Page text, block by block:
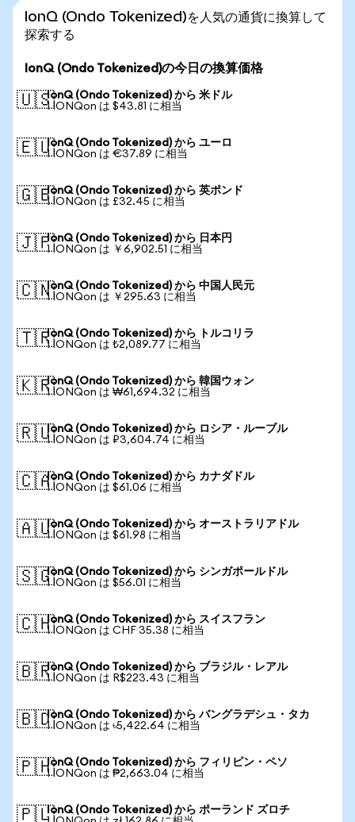
IonQ (Ondo Tokenized)を人気の通貨に換算して
探索する
IonQ (Ondo Tokenized)の今日の換算価格
🇺🇸IonQ (Ondo Tokenized) から 米ドル
1 IONQon は $43.81 に相当
🇪🇺IonQ (Ondo Tokenized) から ユーロ
1 IONQon は €37.89 に相当
🇬🇧IonQ (Ondo Tokenized) から 英ポンド
1 IONQon は £32.45 に相当
🇯🇵IonQ (Ondo Tokenized) から 日本円
1 IONQon は ￥6,902.51 に相当
🇨🇳IonQ (Ondo Tokenized) から 中国人民元
1 IONQon は ￥295.63 に相当
🇹🇷IonQ (Ondo Tokenized) から トルコリラ
1 IONQon は ₺2,089.77 に相当
🇰🇷IonQ (Ondo Tokenized) から 韓国ウォン
1 IONQon は ₩61,694.32 に相当
🇷🇺IonQ (Ondo Tokenized) から ロシア・ルーブル
1 IONQon は ₽3,604.74 に相当
🇨🇦IonQ (Ondo Tokenized) から カナダドル
1 IONQon は $61.06 に相当
🇦🇺IonQ (Ondo Tokenized) から オーストラリアドル
1 IONQon は $61.98 に相当
🇸🇬IonQ (Ondo Tokenized) から シンガポールドル
1 IONQon は $56.01 に相当
🇨🇭IonQ (Ondo Tokenized) から スイスフラン
1 IONQon は CHF 35.38 に相当
🇧🇷IonQ (Ondo Tokenized) から ブラジル・レアル
1 IONQon は R$223.43 に相当
🇧🇩IonQ (Ondo Tokenized) から バングラデシュ・タカ
1 IONQon は ৳5,422.64 に相当
🇵🇭IonQ (Ondo Tokenized) から フィリピン・ペソ
1 IONQon は ₱2,663.04 に相当
🇵🇱IonQ (Ondo Tokenized) から ポーランド ズロチ